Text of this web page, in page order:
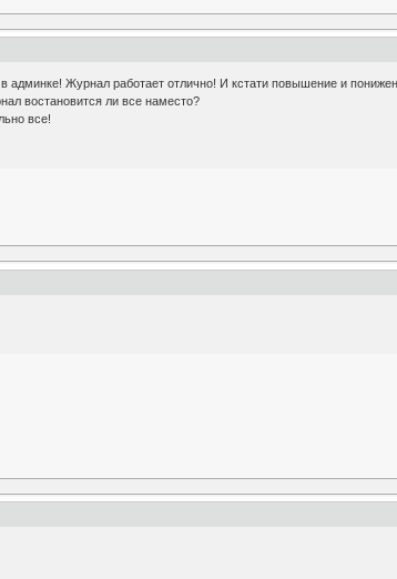
админке! Журнал работает отлично! И кстати повышение и
востановится ли все наместо?
все!